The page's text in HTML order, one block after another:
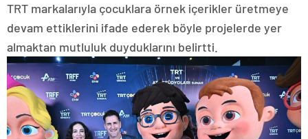
TRT markalarıyla çocuklara örnek içerikler üretmeye
devam ettiklerini ifade ederek böyle projelerde yer
almaktan mutluluk duyduklarını belirtti.